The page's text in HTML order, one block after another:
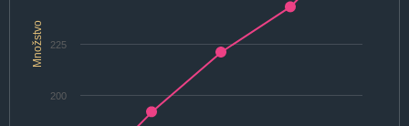
Množstvo
200
225